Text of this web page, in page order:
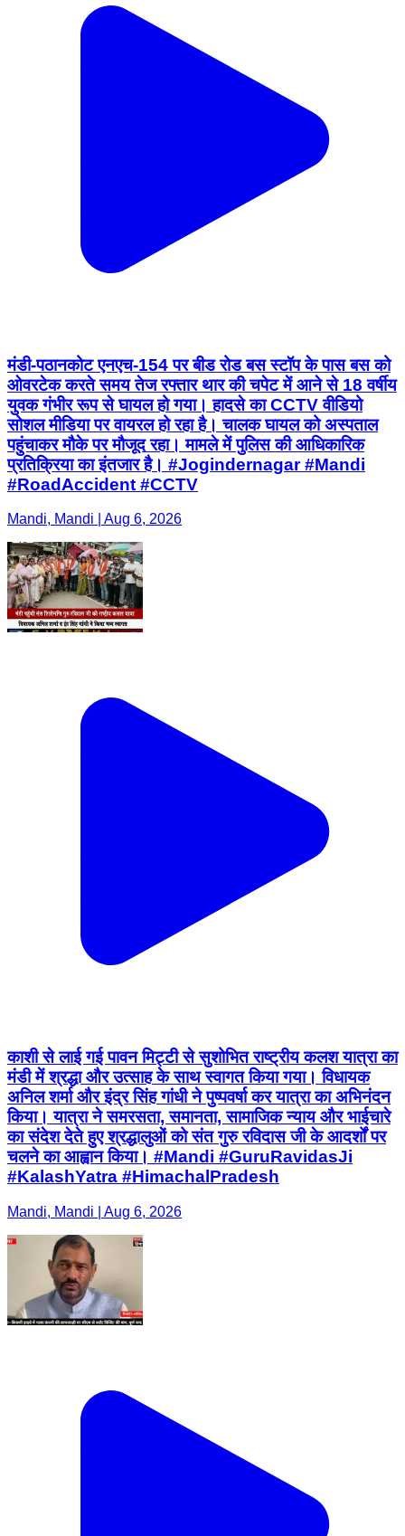
मंडी-पठानकोट एनएच-154 पर बीड रोड बस स्टॉप के पास बस को
ओवरटेक करते समय तेज रफ्तार थार की चपेट में आने से 18 वर्षीय
युवक गंभीर रूप से घायल हो गया। हादसे का CCTV वीडियो
सोशल मीडिया पर वायरल हो रहा है। चालक घायल को अस्पताल
पहुंचाकर मौके पर मौजूद रहा। मामले में पुलिस की आधिकारिक
प्रतिक्रिया का इंतजार है। #Jogindernagar #Mandi
#RoadAccident #CCTV
Mandi, Mandi | Aug 6, 2026
काशी से लाई गई पावन मिट्टी से सुशोभित राष्ट्रीय कलश यात्रा का
मंडी में श्रद्धा और उत्साह के साथ स्वागत किया गया। विधायक
अनिल शर्मा और इंद्र सिंह गांधी ने पुष्पवर्षा कर यात्रा का अभिनंदन
किया। यात्रा ने समरसता, समानता, सामाजिक न्याय और भाईचारे
का संदेश देते हुए श्रद्धालुओं को संत गुरु रविदास जी के आदर्शों पर
चलने का आह्वान किया। #Mandi #GuruRavidasJi
#KalashYatra #HimachalPradesh
Mandi, Mandi | Aug 6, 2026